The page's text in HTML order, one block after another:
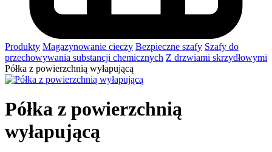
Produkty Magazynowanie cieczy Bezpieczne szafy Szafy do
przechowywania substancji chemicznych Z drzwiami skrzydłowymi
Półka z powierzchnią wyłapującą
Półka z powierzchnią
wyłapującą